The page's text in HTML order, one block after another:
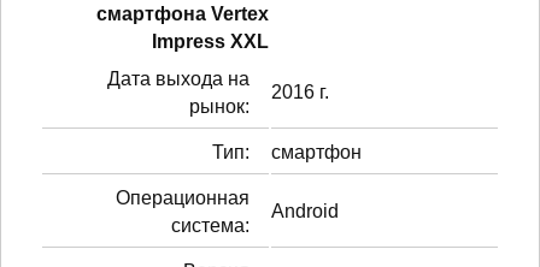
смартфонa Vertex
Impress XXL
Дата выхода на
рынок:
2016 г.
Тип: смартфон
Операционная
система:
Android